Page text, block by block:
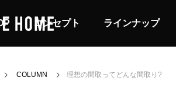
コンセプト ラインナップ
COLUMN 理想の間取ってどんな間取り?